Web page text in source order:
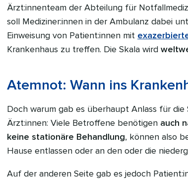
Ärzt:innenteam der Abteilung für
soll Mediziner:innen in der Ambulanz dabei
Einweisung von Patient:innen mit
Krankenhaus zu treffen. Die Skala wird
Atemnot: Wann ins
Doch warum gab es überhaupt Anlass für
Ärzt:innen: Viele Betroffene benötigen auch
keine stationäre Behandlung, können also
Hause entlassen oder an den oder die
Auf der anderen Seite gab es jedoch